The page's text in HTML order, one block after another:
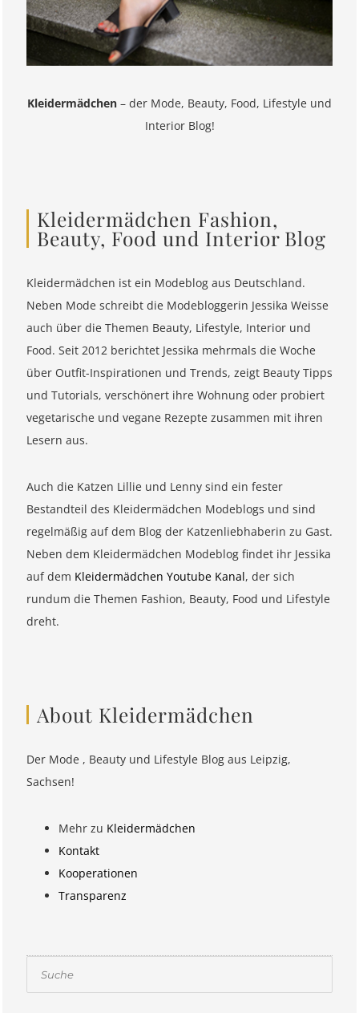
Kleidermädchen – der Mode, Beauty, Food, Lifestyle und
Interior Blog!
Kleidermädchen Fashion,
Beauty, Food und Interior Blog
Kleidermädchen ist ein Modeblog aus Deutschland.
Neben Mode schreibt die Modebloggerin Jessika Weisse
auch über die Themen Beauty, Lifestyle, Interior und
Food. Seit 2012 berichtet Jessika mehrmals die Woche
über Outfit-Inspirationen und Trends, zeigt Beauty Tipps
und Tutorials, verschönert ihre Wohnung oder probiert
vegetarische und vegane Rezepte zusammen mit ihren
Lesern aus.
Auch die Katzen Lillie und Lenny sind ein fester
Bestandteil des Kleidermädchen Modeblogs und sind
regelmäßig auf dem Blog der Katzenliebhaberin zu Gast.
Neben dem Kleidermädchen Modeblog findet ihr Jessika
auf dem Kleidermädchen Youtube Kanal, der sich
rundum die Themen Fashion, Beauty, Food und Lifestyle
dreht.
About Kleidermädchen
Der Mode , Beauty und Lifestyle Blog aus Leipzig,
Sachsen!
Mehr zu Kleidermädchen
Kontakt
Kooperationen
Transparenz